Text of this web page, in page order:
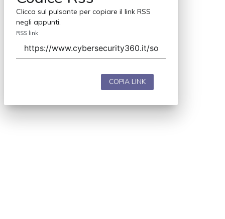
Clicca sul pulsante per copiare il link RSS
negli appunti.
RSS link
COPIA LINK